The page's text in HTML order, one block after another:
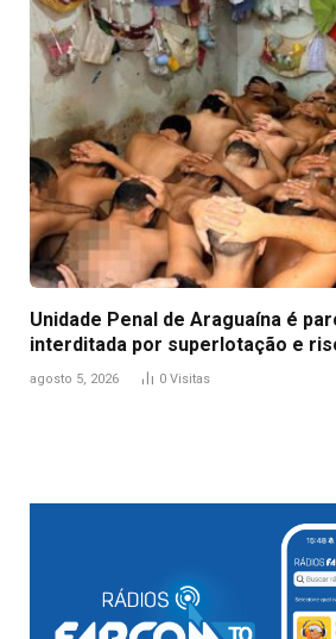
Unidade Penal de Araguaína é
interditada por superlotação e
agosto 5, 2026 0 Visitas